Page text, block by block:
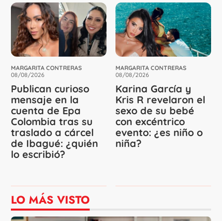
MARGARITA CONTRERAS
08/08/2026
Publican curioso
mensaje en la
cuenta de Epa
Colombia tras su
traslado a cárcel
de Ibagué: ¿quién
lo escribió?
MARGARITA CONTRERAS
08/08/2026
Karina García y
Kris R revelaron el
sexo de su bebé
con excéntrico
evento: ¿es niño o
niña?
LO MÁS VISTO